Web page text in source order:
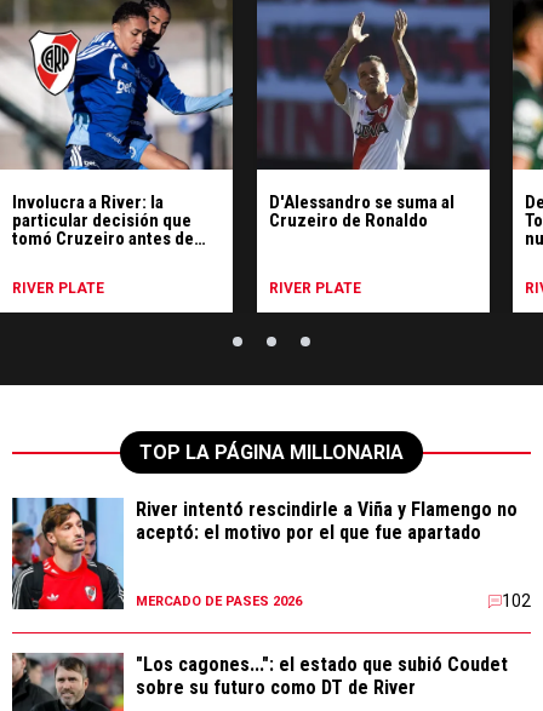
Involucra a River: la
particular decisión que
tomó Cruzeiro antes de
RIVER PLATE
D'Alessandro se suma al
Cruzeiro de Ronaldo
RIVER PLATE
TOP LA PÁGINA MILLONARIA
River intentó rescindirle a Viña y Flamengo no
aceptó: el motivo por el que fue apartado
MERCADO DE PASES 2026 102
"Los cagones...": el estado que subió Coudet
sobre su futuro como DT de River